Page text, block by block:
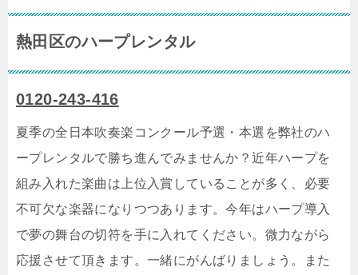
熱田区のハープレンタル
0120-243-416
夏季の全日本吹奏楽コンクール予選・本選を弊社のハ
ープレンタルで勝ち進んでみませんか？近年ハープを
組み入れた楽曲は上位入賞していることが多く、必要
不可欠な楽器になりつつあります。今年はハープ導入
で夢の舞台の切符を手に入れてください。微力ながら
応援させて頂きます。一緒にがんばりましょう。また